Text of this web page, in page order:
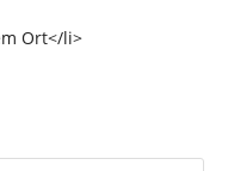
Ort</li>